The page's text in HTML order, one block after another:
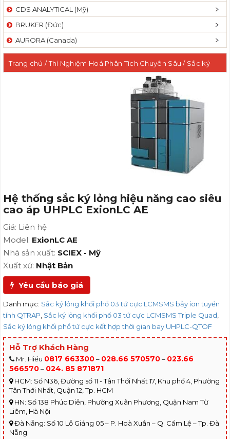
CDS ANALYTICAL (Mỹ)
BRUKER (Đức)
AURORA (Canada)
Trang chủ /Thí Nghiệm Hoá Phân Tích Chuyên Sâu / Sắc ký
lỏng khối phổ tứ cực kết hợp thời gian bay UHPLC-QTOF
thống sắc ký lỏng hiệu năng cao siêu cao áp UHPLC ExionLC
Hệ thống sắc ký lỏng hiệu năng cao siêu
cao áp UHPLC ExionLC AE
Giá: Liên hệ
Model: ExionLC AE
Nhà sản xuất: SCIEX - Mỹ
Xuất xứ: Nhật Bản
Yêu cầu báo giá
Danh mục: Sắc ký lỏng khối phổ 03 tứ cực LCMSMS bẫy ion tuyến
tính QTRAP Sắc ký lỏng khối phổ 03 tứ cực LCMSMS Triple Quad
Sắc ký lỏng khối phổ tứ cực kết hợp thời gian bay UHPLC-QTOF
Hỗ Trợ Khách Hàng
Mr. Hiếu 0817 663300– 028.66 570570– 023.66
566570– 024. 85 871871
HCM: Số N36, Đường số 11 - Tân Thới Nhất 17, Khu phố 4, Phường
Tân Thới Nhất, Quận 12, Tp. HCM
HN: Số 138 Phúc Diễn, Phường Xuân Phương, Quận Nam Từ
Liêm, Hà Nội
Đà Nẵng: Số 10 Lỗ Giáng 05 – P. Hoà Xuân – Q. Cẩm Lệ – Tp. Đà
Nẵng